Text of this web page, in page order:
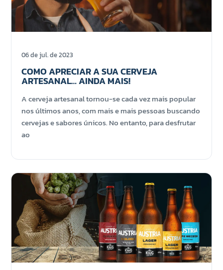
06 de jul. de 2023
COMO APRECIAR A SUA CERVEJA
ARTESANAL… AINDA MAIS!
A cerveja artesanal tornou-se cada vez mais popular
nos últimos anos, com mais e mais pessoas buscando
cervejas e sabores únicos. No entanto, para desfrutar
ao